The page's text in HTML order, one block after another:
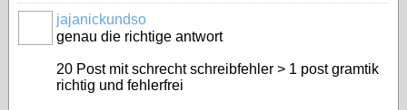
jajanickundso
genau die richtige antwort
20 Post mit schrecht schreibfehler > 1 post gramtik
richtig und fehlerfrei